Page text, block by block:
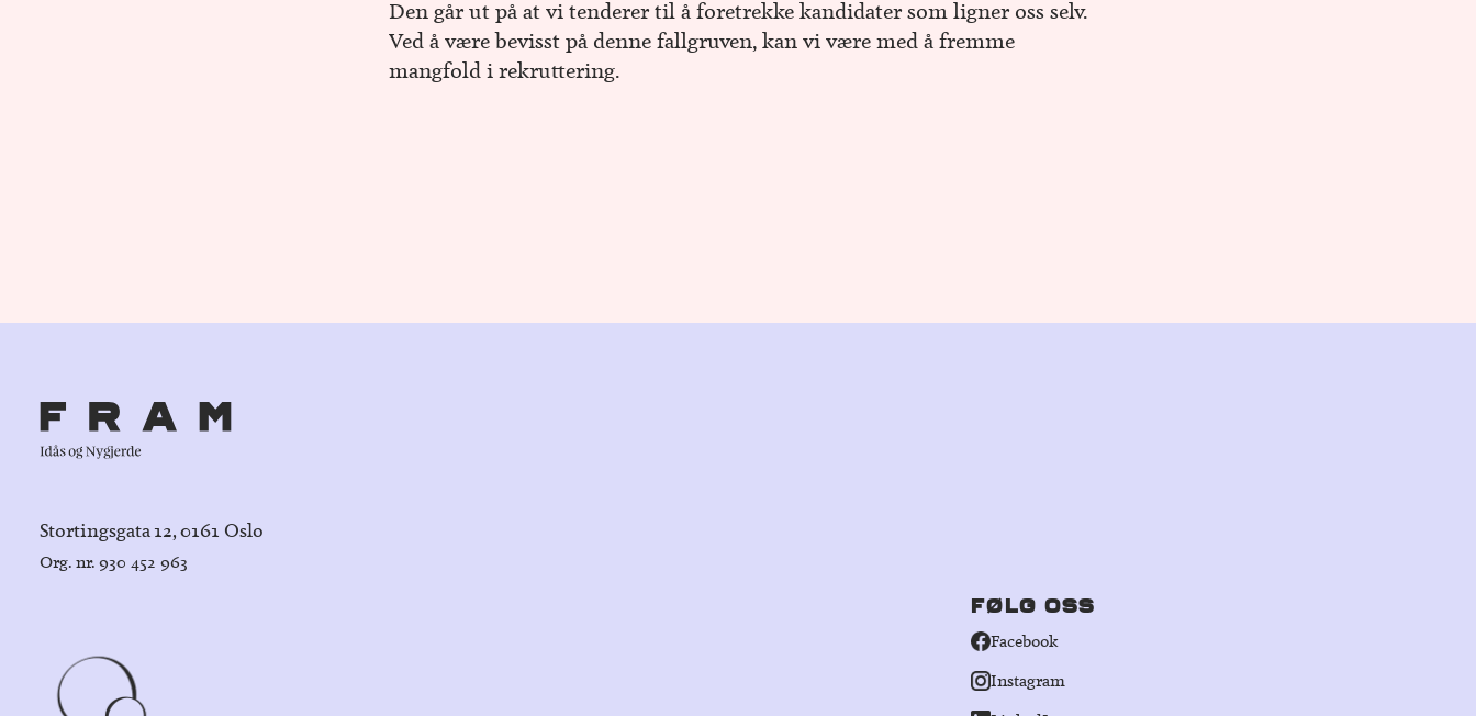
Den går ut på at vi tenderer til å foretrekke kandidater som ligner oss selv.
Ved å være bevisst på denne fallgruven, kan vi være med å fremme
mangfold i rekruttering.
Stortingsgata 12, 0161 Oslo
Org. nr. 930 452 963
FØLG OSS
Facebook
Instagram